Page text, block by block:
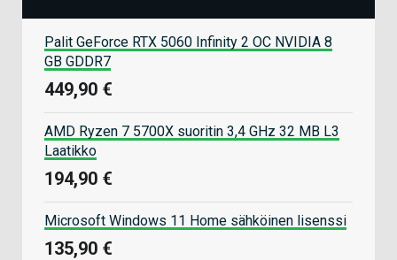
Palit GeForce RTX 5060 Infinity 2 OC NVIDIA 8
GB GDDR7
449,90 €
AMD Ryzen 7 5700X suoritin 3,4 GHz 32 MB L3
Laatikko
194,90 €
Microsoft Windows 11 Home sähköinen lisenssi
135,90 €